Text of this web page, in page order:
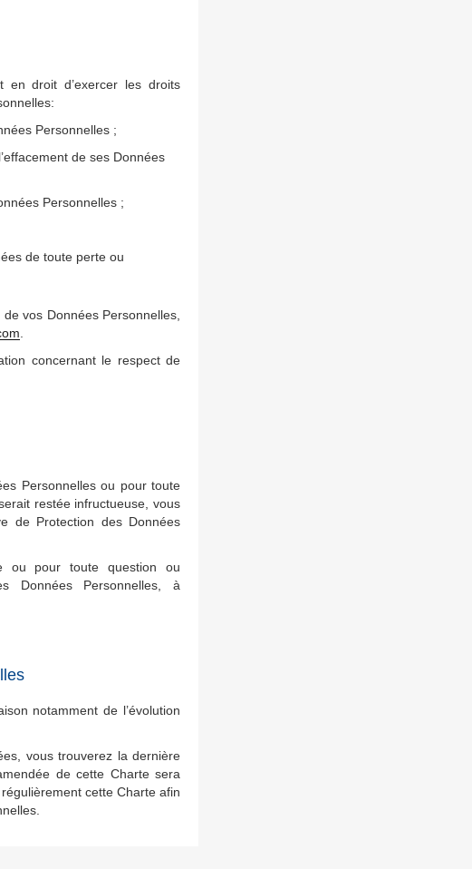
en droit d’exercer les droits
Personnelles ;
de ses Données
Personnelles ;
de toute perte ou
vos Données Personnelles,
concernant le respect de
Personnelles ou pour toute
restée infructueuse, vous
de Protection des Données
ou pour toute question ou
Données Personnelles, à
notamment de l’évolution
vous trouverez la dernière
de cette Charte sera
cette Charte afin